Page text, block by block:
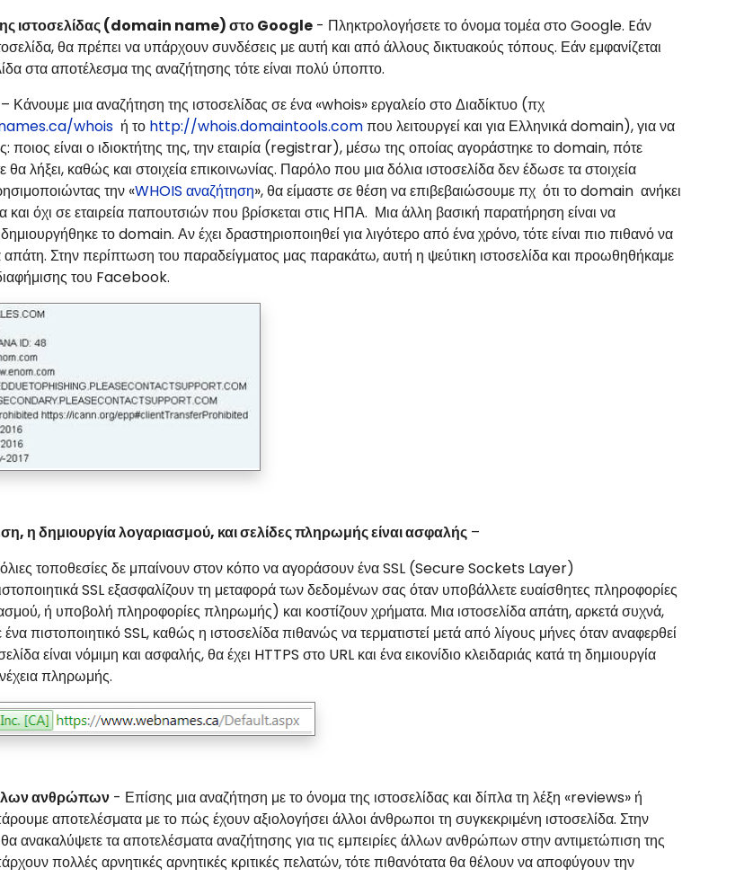
ιστοσελίδας (domain name) στο Google - Πληκτρολογήσετε το όνομα τομέα στoGoogle. Eάν
θα πρέπει να υπάρχουν συνδέσεις με αυτή και από άλλους δικτυακούς τόπους. Εάν εμφανίζεται
στα αποτέλεσμα της αναζήτησης τότε είναι πολύ ύποπτο.
– Κάνουμε μια αναζήτηση της ιστοσελίδας σε ένα «whois» εργαλείοστο Διαδίκτυο (πχ
whois ή το http://whois.domaintools.comπου λειτουργεί και για Ελληνικάdomain), για να
είναι ο ιδιοκτήτης της, την εταιρία (registrar), μέσω της οποίας αγοράστηκε τοdomain, πότε
λήξει, καθώς και στοιχεία επικοινωνίας. Παρόλο που μια δόλια ιστοσελίδα δεν έδωσε τα στοιχεία
την «WHOIS αναζήτηση», θα είμαστε σε θέση να επιβεβαιώσουμε πχ ότι τοdomain ανήκει
και όχι σε εταιρεία παπουτσιών που βρίσκεται στις ΗΠΑ. Μια άλλη βασική παρατήρηση είναι να
τοdomain. Αν έχει δραστηριοποιηθεί για λιγότερο από ένα χρόνο, τότε είναι πιο πιθανό να
απάτη. Στην περίπτωση του παραδείγματος μας παρακάτω, αυτή η ψεύτικη ιστοσελίδα και προωθηθήκαμε
του Facebook.
η δημιουργία λογαριασμού, και σελίδες πληρωμής είναι ασφαλής –
τοποθεσίες δε μπαίνουν στον κόπο να αγοράσουν ένα SSL (Secure Sockets Layer)
SSL εξασφαλίζουν τη μεταφορά των δεδομένων σας όταν υποβάλλετε ευαίσθητες πληροφορίες
ή υποβολή πληροφορίες πληρωμής) και κοστίζουν χρήματα. Μια ιστοσελίδα απάτη, αρκετά συχνά,
πιστοποιητικό SSL, καθώς η ιστοσελίδα πιθανώς να τερματιστεί μετά από λίγους μήνες όταν αναφερθεί
είναι νόμιμη και ασφαλής, θα έχει HTTPS στο URL και ένα εικονίδιο κλειδαριάς κατά τη δημιουργία
πληρωμής.
ανθρώπων - Επίσης μια αναζήτηση με το όνομα της ιστοσελίδας και δίπλα τη λέξη «reviews» ή
αποτελέσματα με το πώς έχουν αξιολογήσει άλλοι άνθρωποι τη συγκεκριμένη ιστοσελίδα. Στην
ανακαλύψετε τα αποτελέσματα αναζήτησης για τις εμπειρίες άλλων ανθρώπων στην αντιμετώπιση της
πολλές αρνητικές αρνητικές κριτικές πελατών, τότε πιθανότατα θα θέλουν να αποφύγουν την